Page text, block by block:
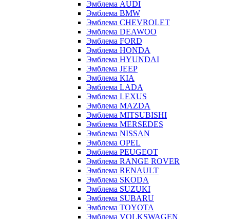
Эмблема AUDI
Эмблема BMW
Эмблема CHEVROLET
Эмблема DEAWOO
Эмблема FORD
Эмблема HONDA
Эмблема HYUNDAI
Эмблема JEEP
Эмблема KIA
Эмблема LADA
Эмблема LEXUS
Эмблема MAZDA
Эмблема MITSUBISHI
Эмблема MERSEDES
Эмблема NISSAN
Эмблема OPEL
Эмблема PEUGEOT
Эмблема RANGE ROVER
Эмблема RENAULT
Эмблема SKODA
Эмблема SUZUKI
Эмблема SUBARU
Эмблема TOYOTA
Эмблема VOLKSWAGEN